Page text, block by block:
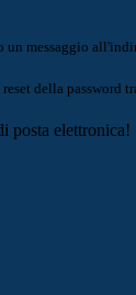
un messaggio
della password
posta elettronica!